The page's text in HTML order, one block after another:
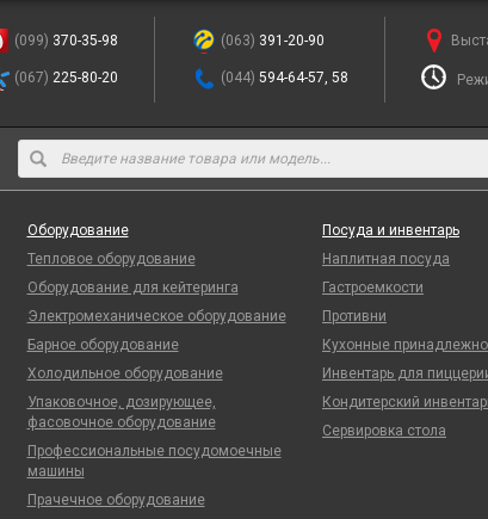
(063) 391-20-90
(044) 594-64-57, 58
(099) 370-35-98
(067) 225-80-20
Оборудование
Тепловое оборудование
Оборудование для кейтеринга
Электромеханическое оборудование
Барное оборудование
Холодильное оборудование
Упаковочное, дозирующее,
фасовочное оборудование
Профессиональные посудомоечные
машины
Прачечное оборудование
Посуда и инвентарь
Наплитная посуда
Гастроемкости
Противни
Кухонные
Инвентарь для
Кондитерский
Сервировка стола